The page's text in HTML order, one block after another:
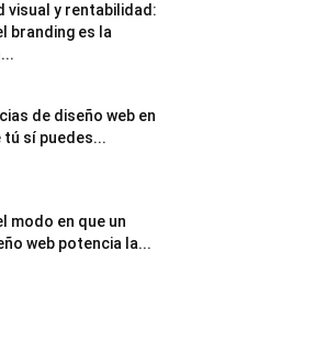
visual y rentabilidad:
branding es la
de diseño web en
tú sí puedes...
modo en que un
web potencia la...